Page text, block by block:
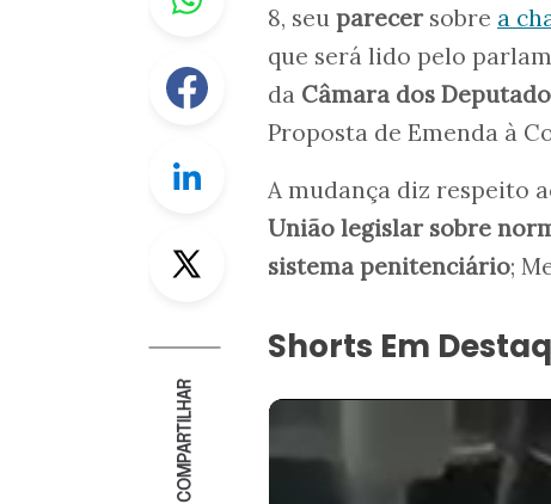
Facebook
Twitter
COMPARTILHAR
8, seu parecersobre a
que será lido pelo
da Câmara dos
Proposta de Emenda à
A mudança diz respeito
União legislar sobre
sistema penitenciário;
Shorts Em